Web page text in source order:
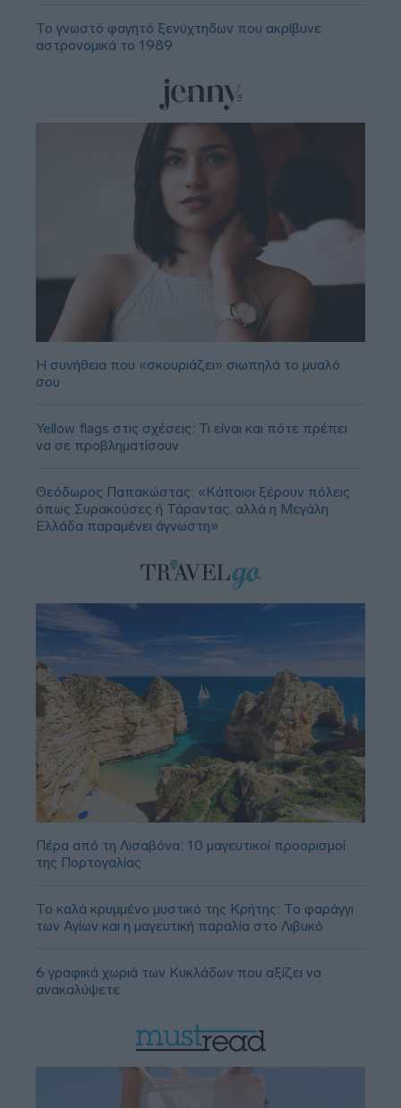
Το γνωστό φαγητό ξενύχτηδων που ακρίβυνε
αστρονομικά το 1989
Η συνήθεια που «σκουριάζει» σιωπηλά το μυαλό
σου
Yellow flags στις σχέσεις: Τι είναι και πότε πρέπει
να σε προβληματίσουν
Θεόδωρος Παπακώστας: «Κάποιοι ξέρουν πόλεις
όπως Συρακούσες ή Τάραντας, αλλά η Μεγάλη
Ελλάδα παραμένει άγνωστη»
Πέρα από τη Λισαβόνα: 10 μαγευτικοί προορισμοί
της Πορτογαλίας
Το καλά κρυμμένο μυστικό της Κρήτης: Το φαράγγι
των Αγίων και η μαγευτική παραλία στο Λιβυκό
6 γραφικά χωριά των Κυκλάδων που αξίζει να
ανακαλύψετε